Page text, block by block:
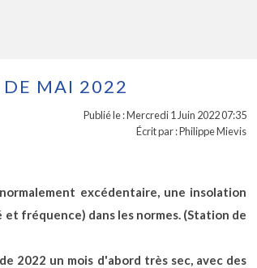
MAI 2022
Publié le : Mercredi 1 Juin 2022 07:35
Écrit par : Philippe Mievis
excédentaire, une insolation
et fréquence) dans les normes. (Station de
2022 un mois d'abord très sec, avec des